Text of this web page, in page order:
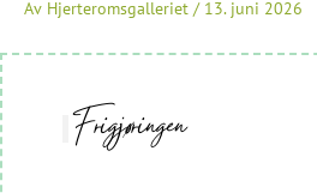
Av Hjerteromsgalleriet / 13. juni 2026
Frigjøringen